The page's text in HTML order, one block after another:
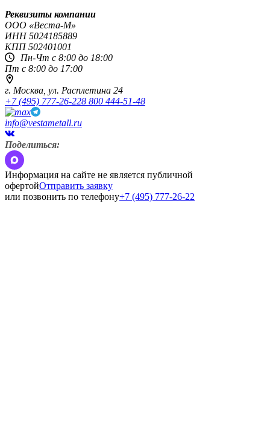
Реквизиты компании
OOO «Веста-М»
ИНН5024185889
КПП502401001
Пн-Чт с 8:00 до 18:00
Пт с 8:00 до 17:00
г. Москва, ул. Расплетина 24
+7 (495) 777-26-228 800 444-51-48
info@vestametall.ru
Поделиться:
Информация на сайте не является публичной
офертойОтправить заявку
или позвонить по телефону+7 (495) 777-26-22